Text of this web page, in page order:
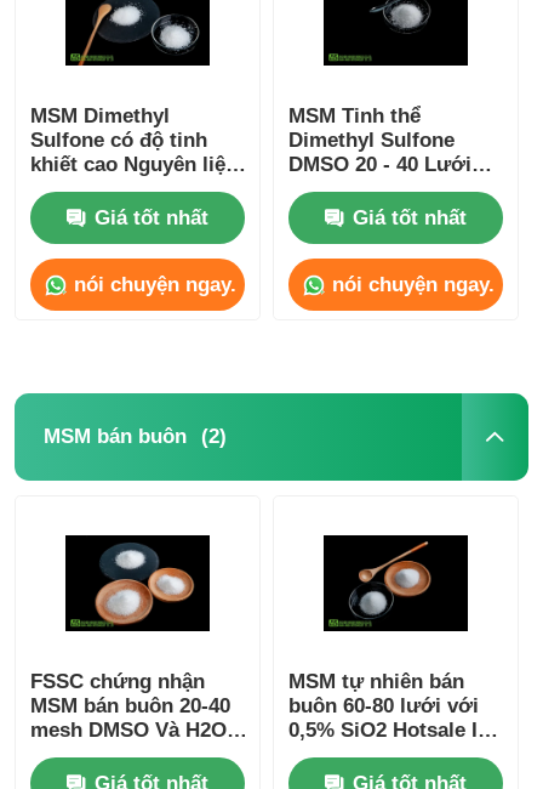
MSM Dimethyl
Sulfone có độ tinh
khiết cao Nguyên liệu
thô không độc hại
cho ngành công
nghiệp mỹ phẩm
Giá tốt nhất
nói chuyện ngay.
MSM Tinh thể
Dimethyl Sulfone
DMSO 20 - 40 Lưới
Không mùi Lưu
huỳnh Cấp thực phẩm
Giá tốt nhất
nói chuyện ngay.
MSM bán buôn (2)
FSSC chứng nhận
MSM bán buôn 20-40
mesh DMSO Và H2O2
oxy hóa và tổng hợp
MSM
Giá tốt nhất
MSM tự nhiên bán
buôn 60-80 lưới với
0,5% SiO2 Hotsale In
Europe Suitalle For
SportsmanGiá tốt nhất